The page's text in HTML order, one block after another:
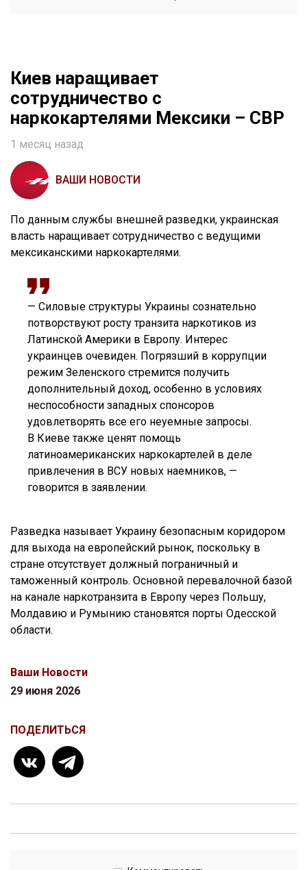
Киев наращивает
сотрудничество с
наркокартелями Мексики – СВР
1 месяц назад
ВАШИ НОВОСТИ
По данным службы внешней разведки, украинская
власть наращивает сотрудничество с ведущими
мексиканскими наркокартелями.
— Силовые структуры Украины сознательно
потворствуют росту транзита наркотиков из
Латинской Америки в Европу. Интерес
украинцев очевиден. Погрязший в коррупции
режим Зеленского стремится получить
дополнительный доход, особенно в условиях
неспособности западных спонсоров
удовлетворять все его неуемные запросы.
В Киеве также ценят помощь
латиноамериканских наркокартелей в деле
привлечения в ВСУ новых наемников, —
говорится в заявлении.
Разведка называет Украину безопасным коридором
для выхода на европейский рынок, поскольку в
стране отсутствует должный пограничный и
таможенный контроль. Основной перевалочной базой
на канале наркотранзита в Европу через Польшу,
Молдавию и Румынию становятся порты Одесской
области.
Ваши Новости
29 июня 2026
ПОДЕЛИТЬСЯ